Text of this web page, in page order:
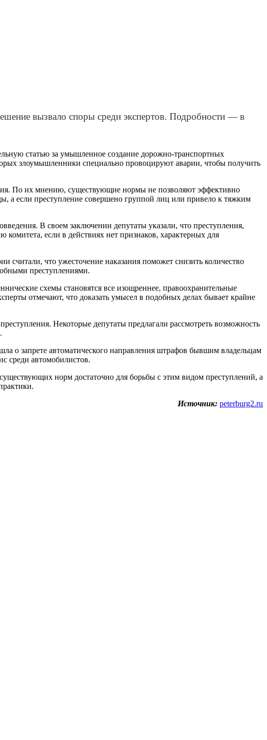
вызвало споры среди экспертов. Подробности — в
статью за умышленное создание дорожно-транспортных
злоумышленники специально провоцируют аварии, чтобы получить
По их мнению, существующие нормы не позволяют эффективно
а если преступление совершено группой лиц или привело к тяжким
В своем заключении депутаты указали, что преступления,
если в действиях нет признаков, характерных для
что ужесточение наказания поможет снизить количество
преступлениями.
схемы становятся все изощреннее, правоохранительные
отмечают, что доказать умысел в подобных делах бывает крайне
Некоторые депутаты предлагали рассмотреть возможность
о запрете автоматического направления штрафов бывшим владельцам
среди автомобилистов.
норм достаточно для борьбы с этим видом преступлений, а
Источник: peterburg2.ru